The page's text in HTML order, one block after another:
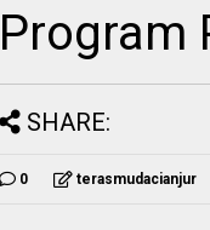
Program
SHARE:
0 terasmudacianjur